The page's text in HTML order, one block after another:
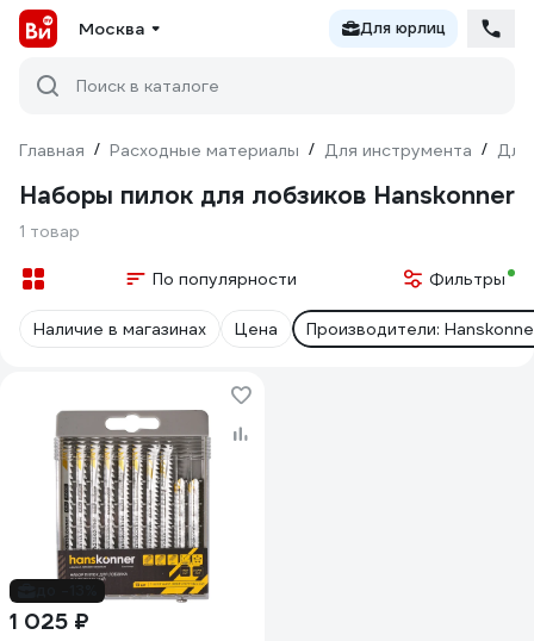
Москва Для юрлиц
Поиск в каталоге
Главная / Расходные материалы / Для инструмента / Для
Наборы пилок для лобзиков Hanskonner
1 товар
По популярности Фильтры
Наличие в магазинах Цена Производители:
1 025 ₽